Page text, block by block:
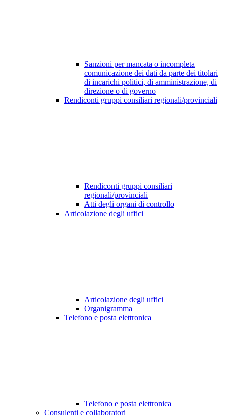
Sanzioni per mancata o incompleta
comunicazione dei dati da parte dei titolari
di incarichi politici, di amministrazione, di
direzione o di governo
Rendiconti gruppi consiliari regionali/provinciali
Rendiconti gruppi consiliari
regionali/provinciali
Atti degli organi di controllo
Articolazione degli uffici
Articolazione degli uffici
Organigramma
Telefono e posta elettronica
Telefono e posta elettronica
Consulenti e collaboratori